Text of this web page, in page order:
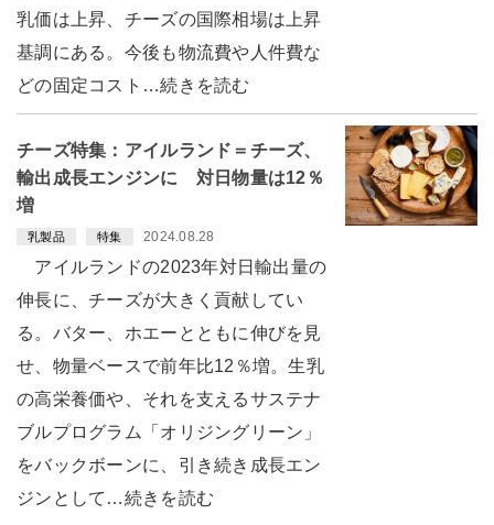
乳価は上昇、チーズの国際相場は上昇
基調にある。今後も物流費や人件費な
どの固定コスト…続きを読む
チーズ特集：アイルランド＝チーズ、
輸出成長エンジンに 対日物量は12％
増
乳製品 特集 2024.08.28
アイルランドの2023年対日輸出量の
伸長に、チーズが大きく貢献してい
る。バター、ホエーとともに伸びを見
せ、物量ベースで前年比12％増。生乳
の高栄養価や、それを支えるサステナ
ブルプログラム「オリジングリーン」
をバックボーンに、引き続き成長エン
ジンとして…続きを読む